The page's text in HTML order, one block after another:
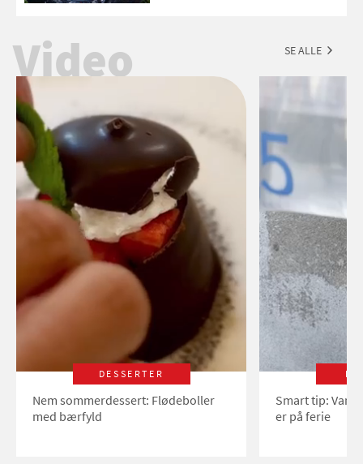
Video SE ALLE
DESSERTER
Nem sommerdessert: Flødeboller
med bærfyld
Smart tip:
er på ferie